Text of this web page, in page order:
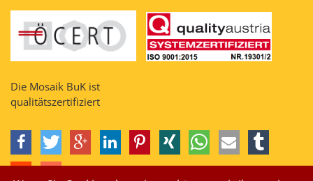
Die Mosaik BuK ist
qualitätszertifiziert